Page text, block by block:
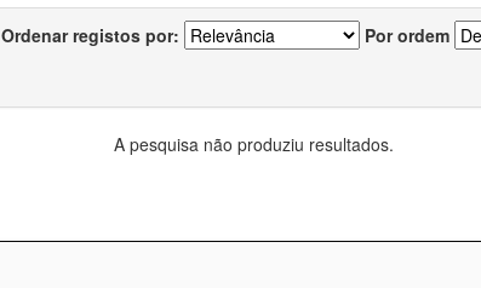
Ordenar registos por: Por ordem
A pesquisa não produziu resultados.